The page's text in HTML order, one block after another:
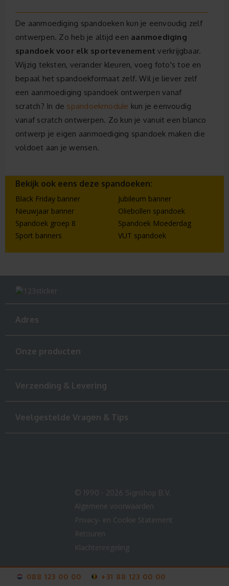
De aanmoediging spandoeken kun je eenvoudig zelf
ontwerpen. Zo heb je altijd een aanmoediging
spandoek voor elk sportevenement verkrijgbaar.
Wijzig teksten, verander kleuren, voeg foto's toe en
bepaal het spandoekformaat zelf. Wil je liever zelf
een aanmoediging spandoek ontwerpen vanaf
scratch? In de spandoekmodule kun je eenvoudig
vanaf scratch ontwerpen. Zo kun je vanuit een blanco
ontwerp je eigen aanmoediging spandoek maken die
voldoet aan je wensen.
Bekijk ook eens deze spandoeken:
Black Friday banner
Jubileum banner
Nieuwjaar banner
Oliebollen spandoek
Spandoek groep 8
Spandoek Moederdag
Sport banners
VUT spandoek
Adres
Onze producten
Verzending & Levering
Veelgestelde Vragen & Tips
© 1990 - 2026 Signshop B.V.
Algemene voorwaarden
Privacy- en Cookie Statement
Retouren
Klachtenregeling
088 123 00 00
+31 88 123 00 00